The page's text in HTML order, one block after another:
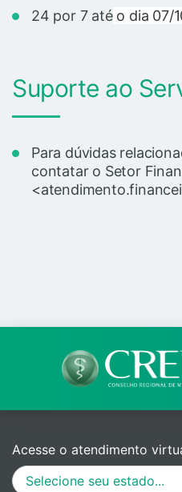
24 por 7 atéo dia 07/
Suporte ao
Para dúvidas
contatar o Setor
Acesse o atendimento